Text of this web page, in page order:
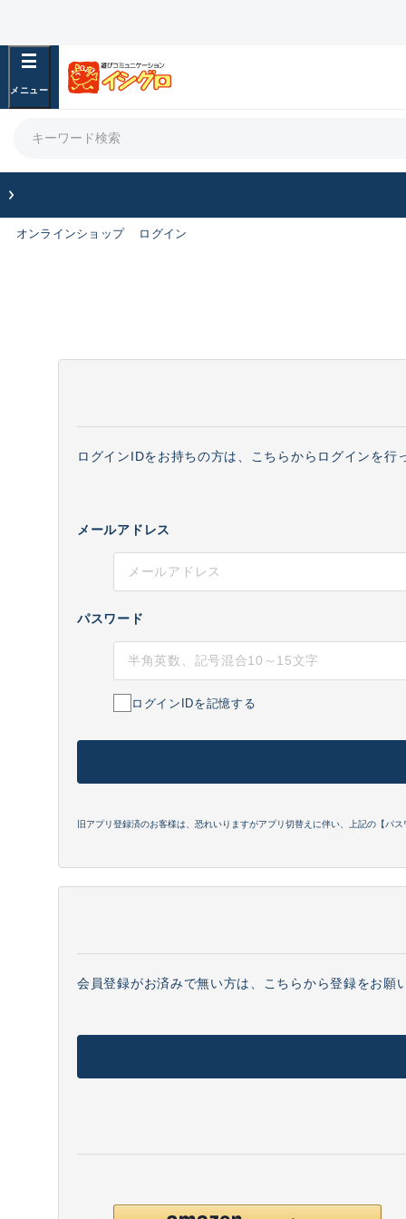
オンラインショップ ログイン
ログインIDをお持ちの方は、こちらからログインを行
メールアドレス
パスワード
ログインIDを記憶する
旧アプリ登録済のお客様は、恐れいりますがアプリ切替えに伴い、上記の【パ
会員登録がお済みで無い方は、こちらから登録をお願